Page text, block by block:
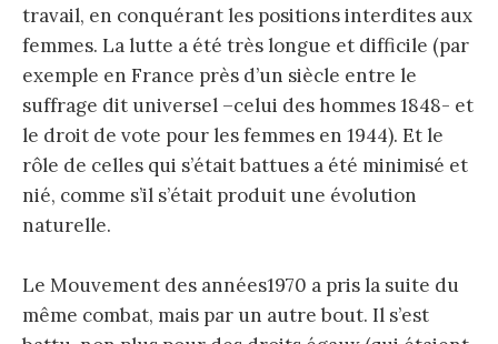
travail, en conquérant les positions interdites aux
femmes. La lutte a été très longue et difficile (par
exemple en France près d’un siècle entre le
suffrage dit universel –celui des hommes 1848- et
le droit de vote pour les femmes en 1944). Et le
rôle de celles qui s’était battues a été minimisé et
nié, comme s’il s’était produit une évolution
naturelle.
Le Mouvement des années1970 a pris la suite du
même combat, mais par un autre bout. Il s’est